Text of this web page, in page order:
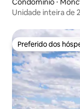
Condomínio ⋅
Unidade inteira de
Preferido dos
Preferido dos